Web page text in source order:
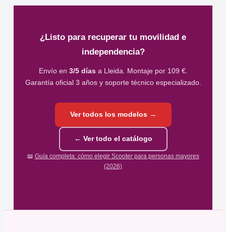
¿Listo para recuperar tu movilidad e
independencia?
Envío en 3/5 díasa Lleida. Montaje por 109 €.
Garantía oficial 3 años y soporte técnico especializado.
Ver todos los modelos →
← Ver todo el catálogo
📖 Guía completa: cómo elegir Scooter para personas mayores
(2026)